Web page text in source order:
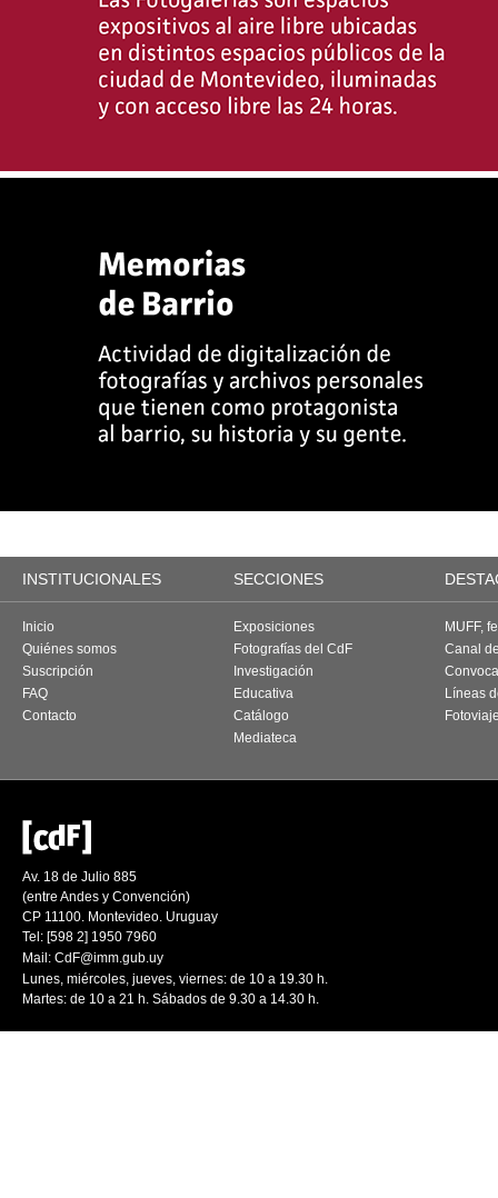
INSTITUCIONALES SECCIONES
Inicio
Quiénes somos
Suscripción
FAQ
Contacto
Exposiciones
Fotografías del CdF
Investigación
Educativa
Catálogo
Mediateca
MUFF,
Canal
Líneas
Av. 18 de Julio 885
(entre Andes y Convención)
CP 11100. Montevideo. Uruguay
Tel: [598 2] 1950 7960
Mail: CdF@imm.gub.uy
Lunes, miércoles, jueves, viernes: de 10 a 19.30 h.
Martes: de 10 a 21 h. Sábados de 9.30 a 14.30 h.